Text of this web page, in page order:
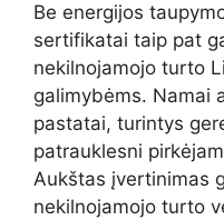
Be energijos
sertifikatai taip pat
nekilnojamojo turto
galimybėms. Namai
pastatai, turintys
patrauklesni
Aukštas įvertinimas
nekilnojamojo turto